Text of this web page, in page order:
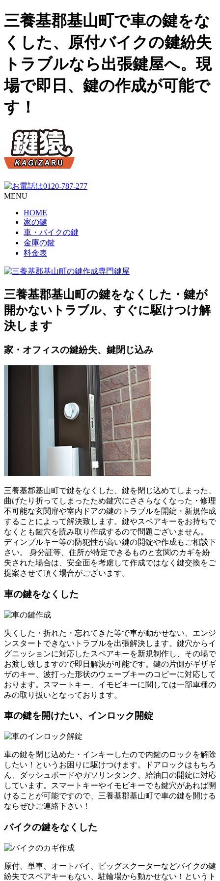
三養基郡基山町で車の鍵をな
くした、原付バイクの鍵紛失
トラブルなら出張鍵屋へ。現
場で即日、鍵の作成が可能で
す！
MENU
HOME
家の鍵
車・バイクの鍵
金庫の鍵
料金表
三養基郡基山町の鍵をなくした・鍵が
開かないトラブル、すぐに駆けつけ解
決します
家・オフィスの鍵紛失、鍵閉じ込み
三養基郡基山町で鍵をなくした、鍵を閉じ込めてしまった、
曲げたり折ってしまったため鍵穴にささらなくなった・修理
不可能な玄関扉や室内ドアの鍵のトラブルを開錠・新規作成
することによって解決致します。鍵やスペアキーをお持ちで
なくとも鍵穴を読み取り作成するので問題ございません。
ディンプルキー等の防犯性が高い鍵の開錠や作成もご相談下
さい。 身分証等、住所が特定できるものと玄関のカギを紛
失された場合は、安全面を考慮して作成ではなく鍵交換をご
提案させて頂く場合がございます。
車の鍵をなくした
失くした・折れた・忘れてきた等で車が動かせない、エンジ
ンスタートできないトラブルを出張解決します。鍵穴からイ
グニッションに対応したスペアキーを新規制作し、その場で
お渡し致しますので即日解決が可能です。鍵の片側がギザギ
ザのキー、波打った形状のウェーブキーのコピーに対応して
おります。スマートキー、イモビキーに関しては一部車種の
みの取り扱いとなっております。
車の鍵を開けたい、インロック開錠
車の鍵を閉じ込めた・インキーしたので内鍵のロックを解除
したい！というお困りに駆けつけます。ドアロックはもちろ
ん、ダッシュボードやガソリンタンク、給油口の開錠に対応
しています。スマートキーやイモビキーでも鍵穴があれば開
けることが可能ですので、三養基郡基山町で車の鍵を開ける
ならぜひご連絡下さい！
バイクの鍵をなくした
原付、単車、オートバイ、ビッグスクーターなどバイクの鍵
紛失でスペアキーもない、駐輪場から動かせない！というト